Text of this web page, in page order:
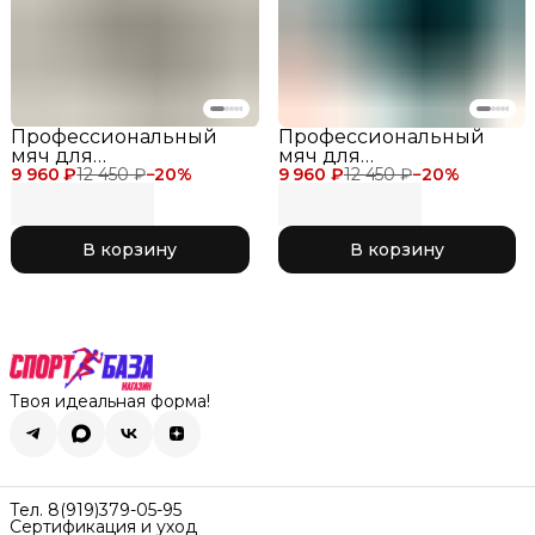
9 960 ₽12 450 ₽−20%
Профессиональный
мяч для
художественной
см, цвет серебро с
блеском 598 Silver
В корзину
9 960 ₽12 450 ₽−20%
Профессиональный
мяч для
художественной
см, цвет бирюза с
блеском 537 Emerald
Green
В корзину
Твоя идеальная форма!
Тел. 8(919)379-05-95
Сертификация и уход